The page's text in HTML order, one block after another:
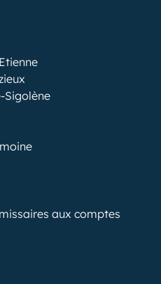
Sigolène
aux comptes